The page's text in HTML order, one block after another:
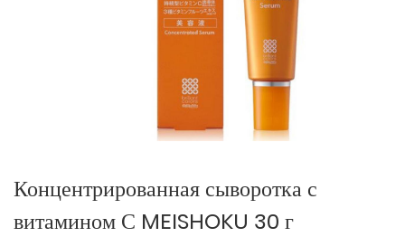
Концентрированная сыворотка с
витамином С MEISHOKU 30 г